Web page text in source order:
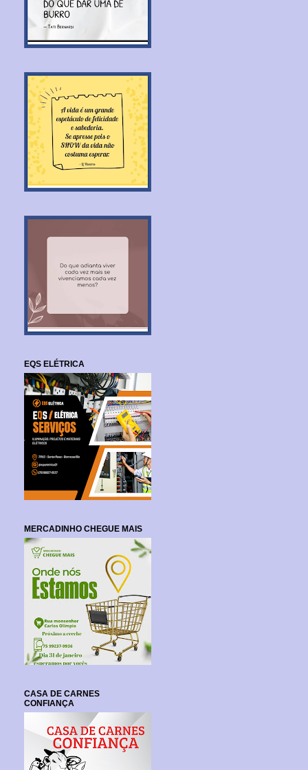
EQS ELÉTRICA
MERCADINHO CHEGUE MAIS
CASA DE CARNES
CONFIANÇA